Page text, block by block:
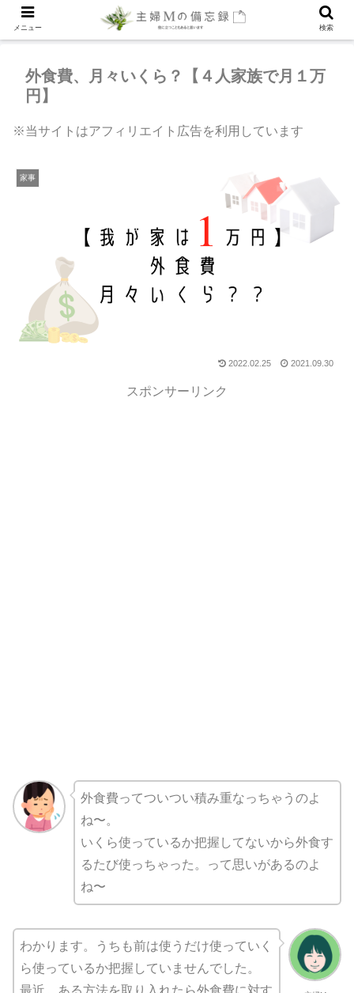
外食費、月々いくら？【４人家族で月１万
円】
※当サイトはアフィリエイト広告を利用しています
家事
2022.02.25 2021.09.30
スポンサーリンク
外食費ってついつい積み重なっちゃうのよ
ね〜。
いくら使っているか把握してないから外食す
るたび使っちゃった。って思いがあるのよ
ね〜
わかります。うちも前は使うだけ使っていく
ら使っているか把握していませんでした。
最近、ある方法を取り入れたら外食費に対す
メニュー 検索